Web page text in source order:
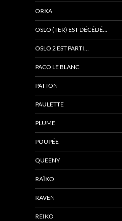
ORKA
OSLO (TER) EST DÉCÉDÉ…
OSLO 2 EST PARTI…
PACO LE BLANC
PATTON
PAULETTE
PLUME
POUPÉE
QUEENY
RAÏKO
RAVEN
REIKO